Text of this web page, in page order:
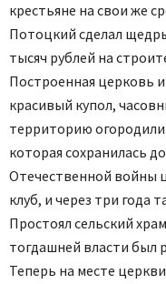
крестьяне на свои же
Потоцкий сделал
тысяч рублей на
Построенная церковь
красивый купол,
территорию
которая сохранилась
Отечественной войны
клуб, и через три года
Простоял сельский
тогдашней власти был
Теперь на месте